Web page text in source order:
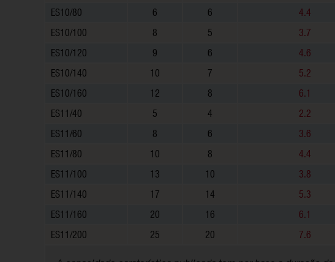
ES10/80
6 6 4.4
ES10/100
8 5 3.7
ES10/120
9 6 4.6
ES10/140
10 7 5.2
ES10/160
12 8 6.1
ES11/40
5 4 2.2
ES11/60
8 6 3.6
ES11/80
10 8 4.4
ES11/100
13 10 3.8
ES11/140
17 14 5.3
ES11/160
20 16 6.1
ES11/200
25 20 7.6